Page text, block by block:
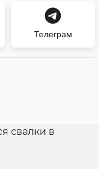
Телеграм